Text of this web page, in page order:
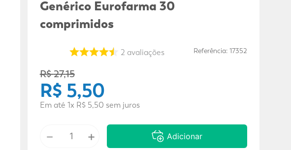
Genérico Eurofarma 30
comprimidos
2 avaliações Referência:17352
R$27,15
R$ 5,50
Em até 1x R$ 5,50 sem juros
－ + Adicionar